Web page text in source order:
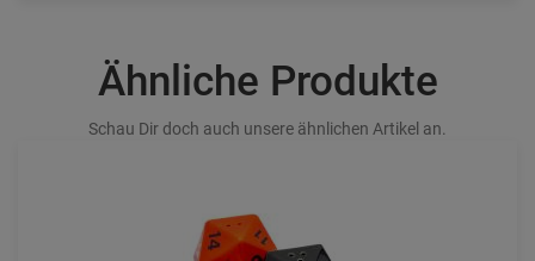
Ähnliche Produkte
Schau Dir doch auch unsere ähnlichen Artikel an.